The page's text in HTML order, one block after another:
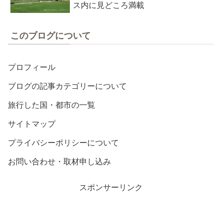
ス内に見どころ満載
このブログについて
プロフィール
ブログの記事カテゴリーについて
旅行した国・都市の一覧
サイトマップ
プライバシーポリシーについて
お問い合わせ・取材申し込み
スポンサーリンク